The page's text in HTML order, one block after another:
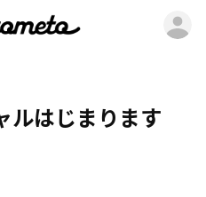
ルはじまります